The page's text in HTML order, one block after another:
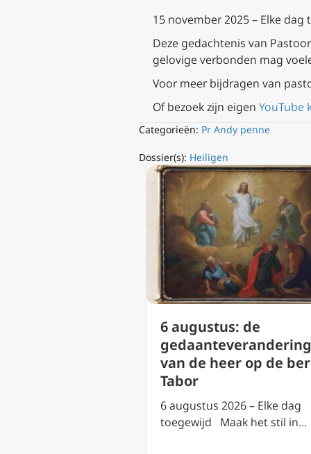
15 november 2025 – Elke dag
Deze gedachtenis van
gelovige verbonden mag
Voor meer bijdragen van
Of bezoek zijn eigen YouTube
Categorieën: Pr Andy penne
Dossier(s): Heiligen
6 augustus: de
gedaanteverandering
van de heer op de
Tabor
6 augustus 2026 – Elke dag
toegewijd Maak het stil in…